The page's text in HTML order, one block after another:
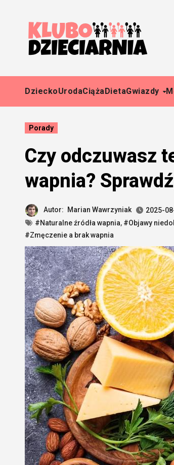
DzieckoUrodaCiążaDietaGwiazdy
Porady
Czy odczuwasz
wapnia?
Autor: Marian Wawrzyniak
2025-
#Naturalne źródła wapnia, #Objawy
#Zmęczenie a brak wapnia